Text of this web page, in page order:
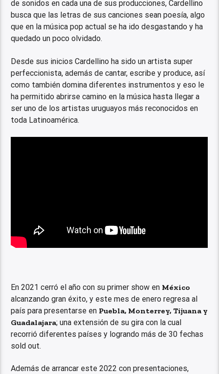
de sonidos en cada una de sus producciones, Cardellino
busca que las letras de sus canciones sean poesía, algo
que en la música pop actual se ha ido desgastando y ha
quedado un poco olvidado.
Desde sus inicios Cardellino ha sido un artista super
perfeccionista, además de cantar, escribe y produce, así
como también domina diferentes instrumentos y eso le
ha permitido abrirse camino en la música hasta llegar a
ser uno de los artistas uruguayos más reconocidos en
toda Latinoamérica.
En 2021 cerró el año con su primer show en México
alcanzando gran éxito, y este mes de enero regresa al
país para presentarse en Puebla, Monterrey, Tijuana y
Guadalajara; una extensión de su gira con la cual
recorrió diferentes países y logrando más de 30 fechas
sold out.
Además de arrancar este 2022 con presentaciones,